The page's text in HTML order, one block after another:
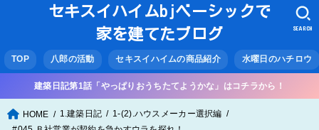
セキスイハイムbjベーシックで
家を建てたブログ
TOP 八郎の活動 セキスイハイムの商品紹介 水曜日のハチロウ
SEARCH
建築日記第1話「やっぱりおうちたてようかな」はコチラから！
HOME 1.建築日記
1-(2).ハウスメーカー選択編